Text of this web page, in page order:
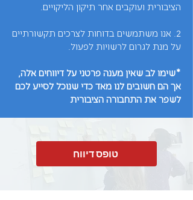
הציבורית ועוקבים אחר תיקון הליקויים.
2. אנו משתמשים בדוחות לצרכים תקשורתיים
על מנת לגרום לרשויות לפעול.
*שימו לב שאין מענה פרטני על דיווחים אלה,
אך הם חשובים לנו מאד כדי שנוכל לסייע לכם
לשפר את התחבורה הציבורית
טופס דיווח